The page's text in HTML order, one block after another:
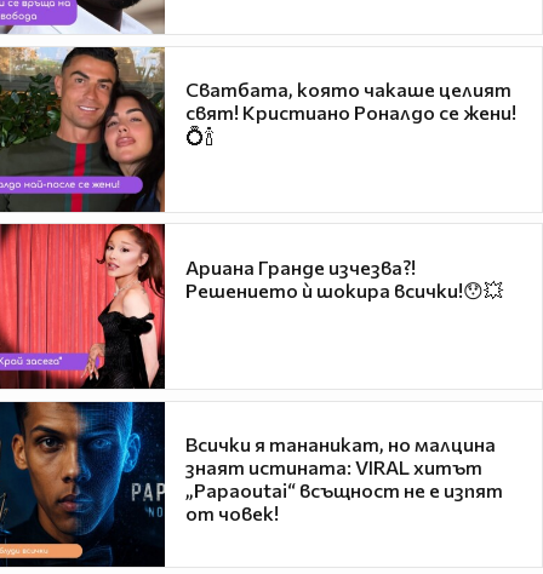
Сватбата, която чакаше целият
свят! Кристиано Роналдо се жени!
💍🍾
Ариана Гранде изчезва?!
Решението ѝ шокира всички!😯💥
Всички я тананикат, но малцина
знаят истината: VIRAL хитът
„Papaoutai“ всъщност не е изпят
от човек!